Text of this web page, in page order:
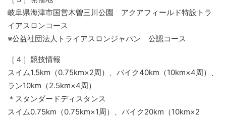
岐阜県海津市国営木曽三川公園 アクアフィールド特設トラ
イアスロンコース
※公益社団法人トライアスロンジャパン 公認コース
［４］競技情報
スイム1.5km（0.75km×2周）、バイク40km（10km×4周）、
ラン10km（2.5km×4周）
＊スタンダードディスタンス
スイム0.75km（0.75km×1周）、バイク20km（10km×2